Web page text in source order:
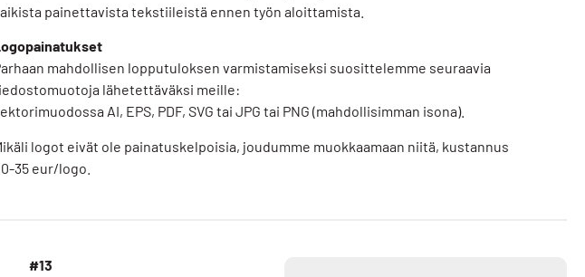
painettavista tekstiileistä ennen työn aloittamista.
mahdollisen lopputuloksen varmistamiseksi suosittelemme seuraavia
lähetettäväksi meille:
AI, EPS, PDF, SVG tai JPG tai PNG (mahdollisimman isona).
logot eivät ole painatuskelpoisia, joudumme muokkaamaan niitä, kustannus
35 eur/logo.
#13